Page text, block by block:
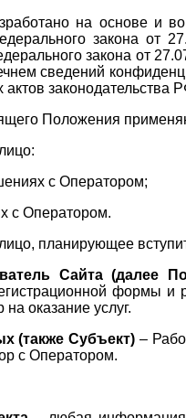
на основе и во
закона
закона от
сведений
законодательства
Положения
с Оператором;
с Оператором.
планирующее
Сайта (далее
формы и
оказание услуг.
(также Субъект) –
с Оператором.